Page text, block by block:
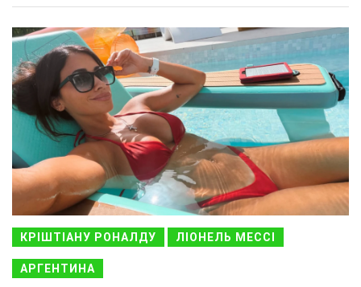
КРІШТІАНУ РОНАЛДУ ЛІОНЕЛЬ МЕССІ
АРГЕНТИНА